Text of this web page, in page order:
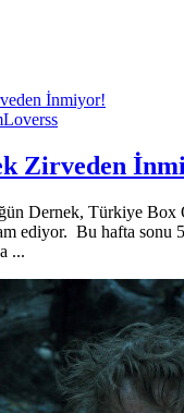
Zirveden
Dernek, Türkiye Box
ediyor. Bu hafta sonu
...